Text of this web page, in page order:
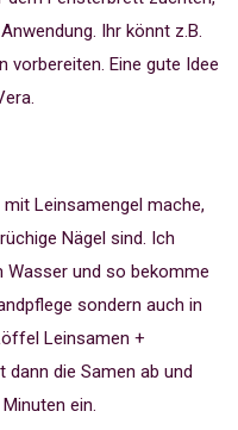
Ihr könnt z.B.
vorbereiten. Eine gute Idee
Leinsamengel mache,
Nägel sind. Ich
Wasser und so bekomme
sondern auch in
Leinsamen +
dann die Samen ab und
ein.